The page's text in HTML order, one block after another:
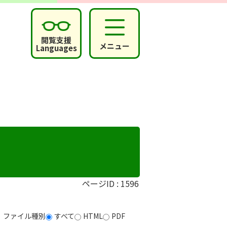
閲覧支援
Languages メニュー
ページID : 1596
ファイル種別 すべて HTML PDF